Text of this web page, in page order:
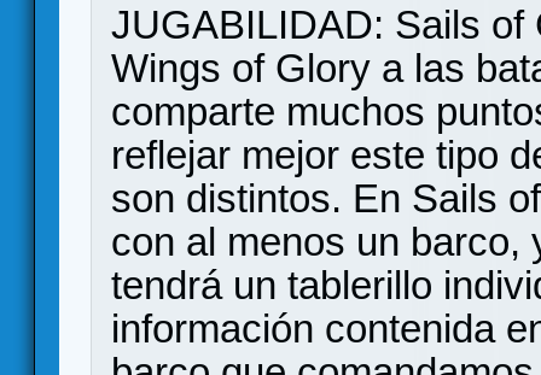
JUGABILIDAD: Sails of
Wings of Glory a las
comparte muchos
reflejar mejor este tipo
son distintos. En Sails
con al menos un barco,
tendrá un tablerillo
información contenida